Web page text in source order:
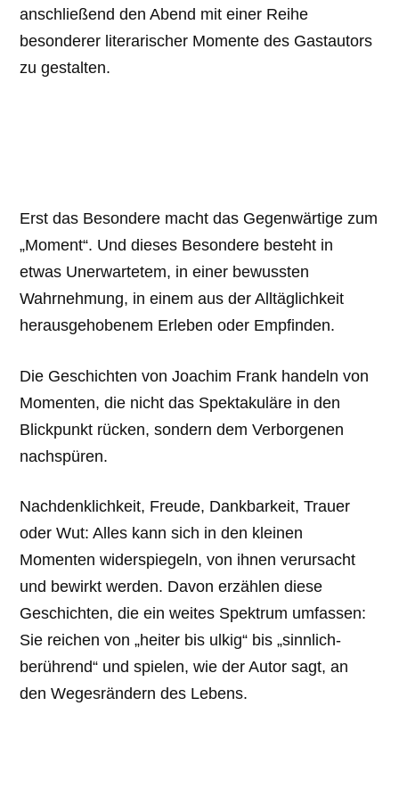
anschließend den Abend mit einer Reihe
besonderer literarischer Momente des Gastautors
zu gestalten.
Erst das Besondere macht das Gegenwärtige zum
„Moment“. Und dieses Besondere besteht in
etwas Unerwartetem, in einer bewussten
Wahrnehmung, in einem aus der Alltäglichkeit
herausgehobenem Erleben oder Empfinden.
Die Geschichten von Joachim Frank handeln von
Momenten, die nicht das Spektakuläre in den
Blickpunkt rücken, sondern dem Verborgenen
nachspüren.
Nachdenklichkeit, Freude, Dankbarkeit, Trauer
oder Wut: Alles kann sich in den kleinen
Momenten widerspiegeln, von ihnen verursacht
und bewirkt werden. Davon erzählen diese
Geschichten, die ein weites Spektrum umfassen:
Sie reichen von „heiter bis ulkig“ bis „sinnlich-
berührend“ und spielen, wie der Autor sagt, an
den Wegesrändern des Lebens.